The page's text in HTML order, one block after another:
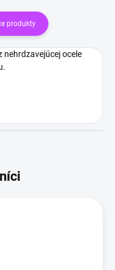
produkty
nehrdzavejúcej ocele